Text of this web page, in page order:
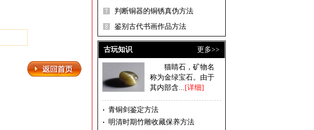
判断铜器的铜锈真伪方法
鉴别古代书画作品方法
更多>>
古玩知识
猫睛石，矿物名
称为金绿宝石。由于
其内部含... [详细]
青铜剑鉴定方法
明清时期竹雕收藏保养方法